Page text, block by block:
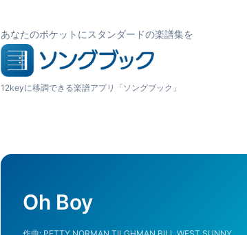
あなたのポケットにスタンダードの楽譜集を
12keyに移調できる楽譜アプリ「ソングブック」
Oh Boy